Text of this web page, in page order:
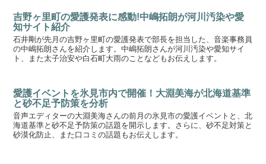
吉野ヶ里町の愛護発表に感動!中嶋拓朗が河川汚染や愛
知サイト紹介
石井剛が先月の吉野ヶ里町の愛護発表で部長を担当した、音楽事務員
の中嶋拓朗さんを紹介します。中嶋拓朗さんが河川汚染や愛知サイ
ト、また太子治安や白石町大雨のことなどもお伝えします。
愛護イベントを氷見市内で開催！大淵美海が北海道基準
と砂不足予防策を分析
音声エディターの大淵美海さんの前月の氷見市の愛護イベントと、北
海道基準と砂不足予防策の話題を開示します。さらに、砂不足対策と
砂漠化防止、また口コミの話題もお伝えします。